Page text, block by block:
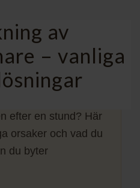
–
lösningar
av
– vanliga
efter en stund? Här
orsaker och vad du
du byter